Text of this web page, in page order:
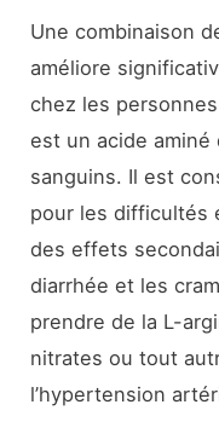
Une combinaison
améliore
chez les
est un acide aminé
sanguins. Il est
pour les difficultés
des effets
diarrhée et les
prendre de la L-
nitrates ou tout
l’hypertension